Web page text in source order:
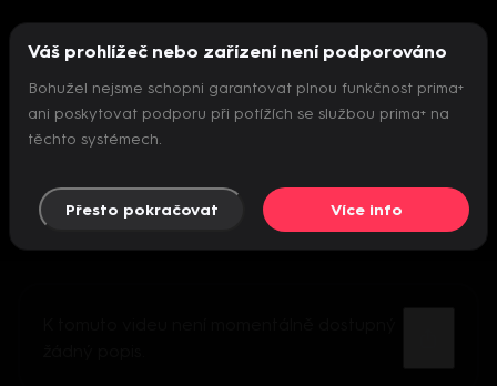
Nepodařilo se inicializovat přehrávač
Váš prohlížeč nebo zařízení není podporováno
Bohužel nejsme schopni garantovat plnou funkčnost prima+
ani poskytovat podporu při potížích se službou prima+ na
těchto systémech.
Přesto pokračovat Více info